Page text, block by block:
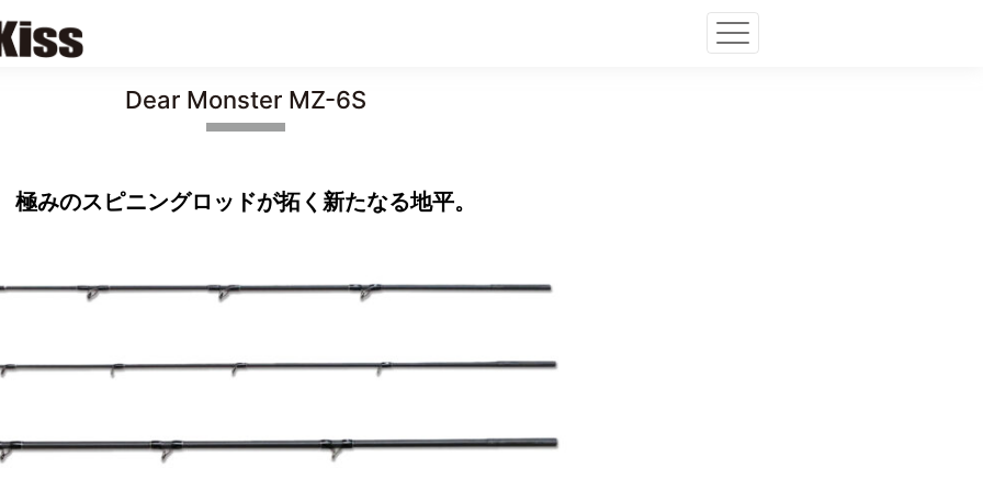
Dear Monster MZ-6S
極みのスピニングロッドが拓く新たなる地平。